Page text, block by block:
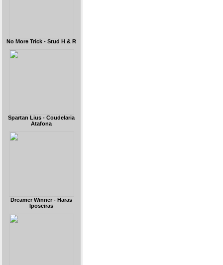
No More Trick - Stud H & R
Spartan Lius - Coudelaria
Atafona
Dreamer Winner - Haras
Iposeiras